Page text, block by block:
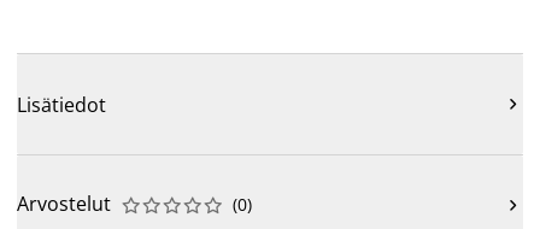
Lisätiedot 
Arvostelut 




 (0) 